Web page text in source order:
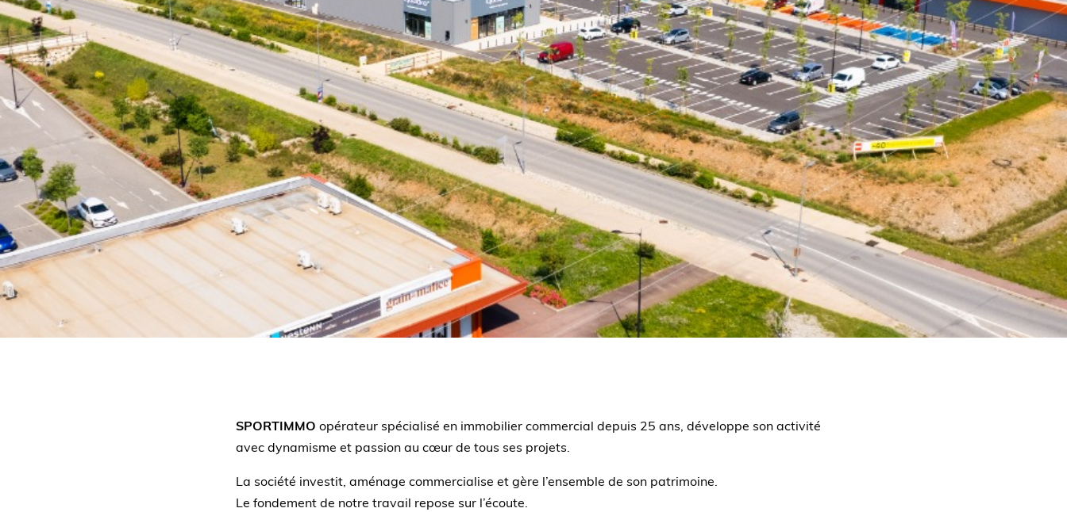
SPORTIMMO opérateur spécialisé en immobilier commercial depuis 25 ans, développe son activité
avec dynamisme et passion au cœur de tous ses projets.
La société investit, aménage commercialise et gère l’ensemble de son patrimoine.
Le fondement de notre travail repose sur l’écoute.